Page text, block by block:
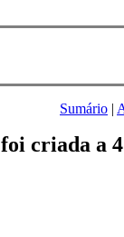
Sumário |
criada a